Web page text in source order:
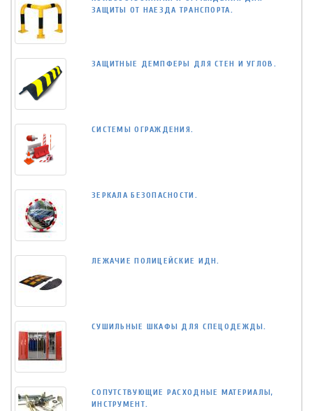
ЗАЩИТЫ ОТ НАЕЗДА ТРАНСПОРТА.
ЗАЩИТНЫЕ ДЕМПФЕРЫ ДЛЯ СТЕН И УГЛОВ.
СИСТЕМЫ ОГРАЖДЕНИЯ.
ЗЕРКАЛА БЕЗОПАСНОСТИ.
ЛЕЖАЧИЕ ПОЛИЦЕЙСКИЕ ИДН.
СУШИЛЬНЫЕ ШКАФЫ ДЛЯ СПЕЦОДЕЖДЫ.
СОПУТСТВУЮЩИЕ РАСХОДНЫЕ МАТЕРИАЛЫ,
ИНСТРУМЕНТ.